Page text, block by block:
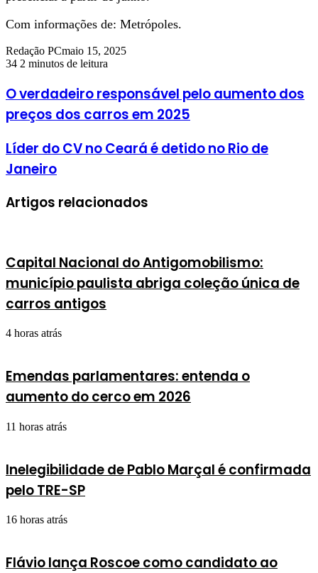
Com informações de: Metrópoles.
Redação PCmaio 15, 2025
34 2 minutos de leitura
O verdadeiro responsável pelo aumento dos
preços dos carros em 2025
Líder do CV no Ceará é detido no Rio de
Janeiro
Artigos relacionados
Capital Nacional do Antigomobilismo:
município paulista abriga coleção única de
carros antigos
4 horas atrás
Emendas parlamentares: entenda o
aumento do cerco em 2026
11 horas atrás
Inelegibilidade de Pablo Marçal é confirmada
pelo TRE-SP
16 horas atrás
Flávio lança Roscoe como candidato ao